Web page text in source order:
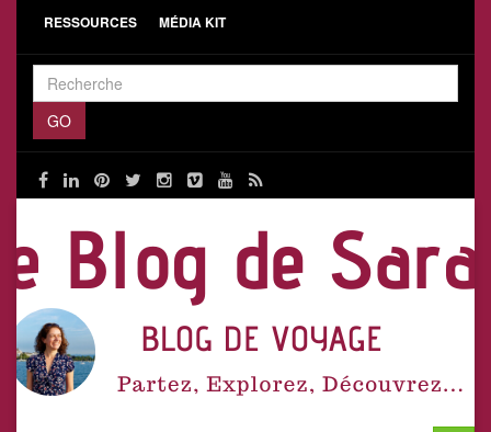
RESSOURCES MÉDIA KIT